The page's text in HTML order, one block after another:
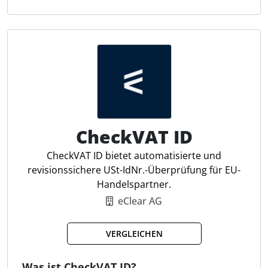
Nummern korrekt und gültig sind und liefert die
Ergebnisse in verschiedenen Ausgabeformaten wie
CSV, PDF und XLS. Zusätzlich unterstützt es die
Adressen. Steuerfachleute profitieren von der
benutzerfreundlichen Bedienung und der
Bundeszentralamt für Steuern (BZSt) zu erhalten.
Adressüberprüfung
Massenprüfung
Qual. Prüfung für Deutschland
Adressüberprüfung
CSV Upload
Ergebnisliste in div. Formaten
CheckVAT ID
CheckVAT ID bietet automatisierte und
revisionssichere USt-IdNr.-Überprüfung für EU-
Handelspartner.
eClear AG
VERGLEICHEN